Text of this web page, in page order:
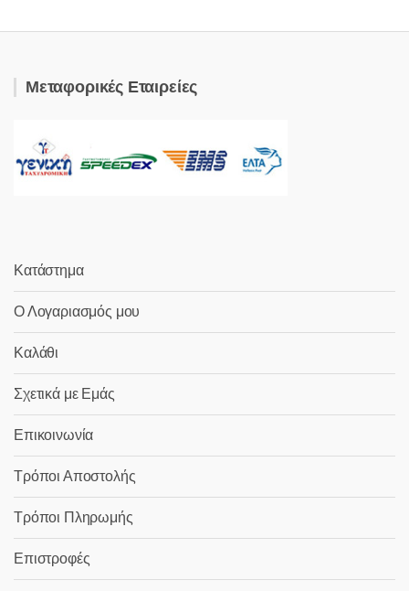
Μεταφορικές Εταιρείες
Κατάστημα
Ο Λογαριασμός μου
Καλάθι
Σχετικά με Εμάς
Επικοινωνία
Τρόποι Αποστολής
Τρόποι Πληρωμής
Επιστροφές